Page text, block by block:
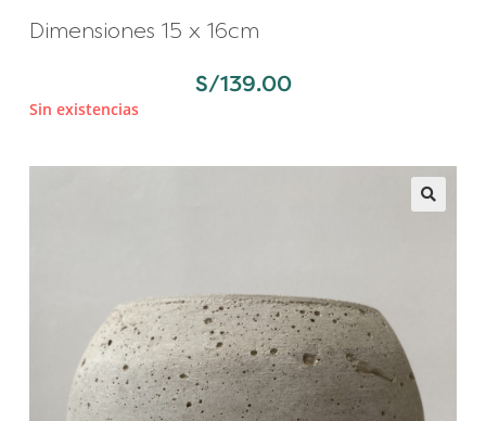
Dimensiones 15 x 16cm
S/139.00
Sin existencias